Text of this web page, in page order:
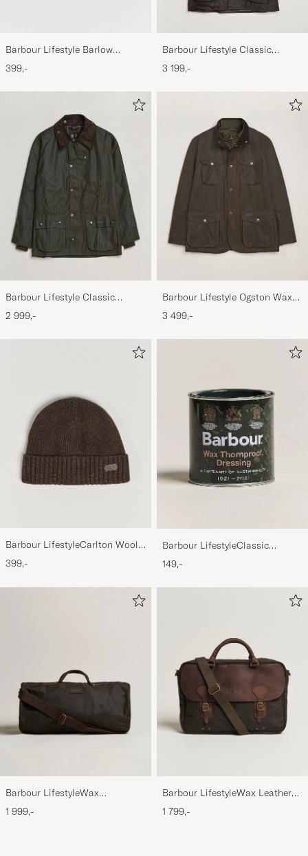
Barbour Lifestyle Barlow
Herringbone Cap Olive
399,-
Barbour Lifestyle Classic
Beaufort Jacket Olive
3 199,-
Barbour Lifestyle Classic
Bedale Jacket Olive
2 999,-
Barbour Lifestyle Ogston Waxed
Jacket Olive
3 499,-
Barbour LifestyleCarlton Wool
BeanieMid Brown
399,-
Barbour LifestyleClassic
Thornproof Dressing
149,-
Barbour LifestyleWax
HoldallOlive
1 999,-
Barbour LifestyleWax Leather
Briefcase Olive
1 799,-